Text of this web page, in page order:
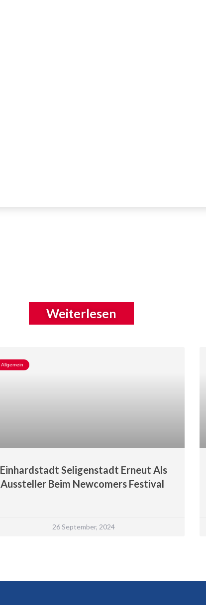
Weiterlesen
Allgemein
Einhardstadt Seligenstadt Erneut Als
Aussteller Beim Newcomers Festival
26 September, 2024